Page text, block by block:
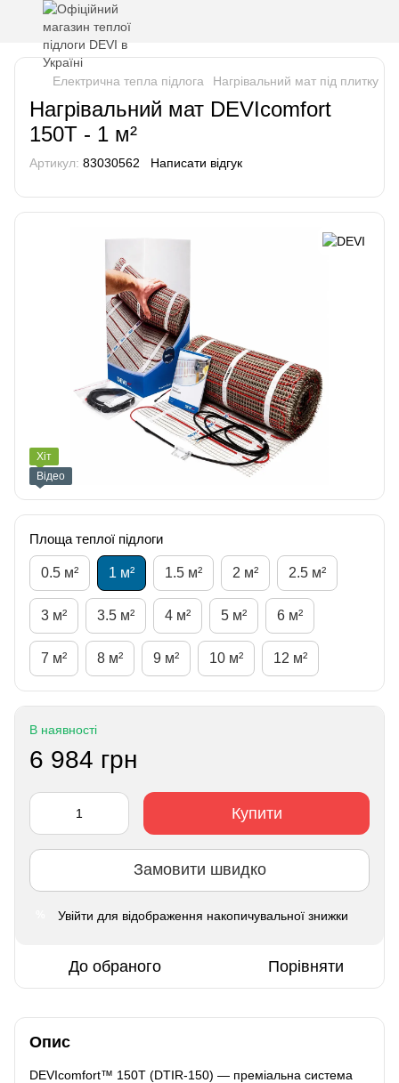
Електрична тепла підлога Нагрівальний мат під плитку
Нагрівальний мат DEVIcomfort
150T - 1 м²
Артикул: 83030562 Написати відгук
Хіт
Відео
Площа теплої підлоги
0.5 м² 1 м² 1.5 м² 2 м² 2.5 м²
3 м² 3.5 м² 4 м² 5 м² 6 м²
7 м² 8 м² 9 м² 10 м² 12 м²
В наявності
6 984 грн
Купити
Замовити швидко
Увійти для відображення накопичувальної знижки
До обраного Порівняти
Опис
DEVIcomfort™ 150T (DTIR-150) — преміальна система